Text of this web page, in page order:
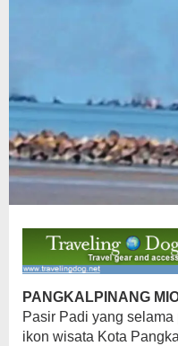
PANGKALPINANG
Pasir Padi yang
ikon wisata Kota